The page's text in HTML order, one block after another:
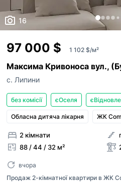
16
97 000 $ 1 102 $/м²
Максима Кривоноса вул.,
с. Липини
без комісії єОселя
Обласна дитяча лікарня ЖК
2 кімнати
88 / 44 / 32 м²
вчора
Продаж 2-кімнатної квартири в ЖК